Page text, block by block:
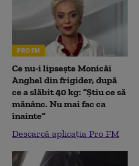
PRO FM
Ce nu-i lipsește Monicăi
Anghel din frigider, după
ce a slăbit 40 kg: “Știu ce să
mănânc. Nu mai fac ca
înainte”
Descarcă aplicația Pro FM